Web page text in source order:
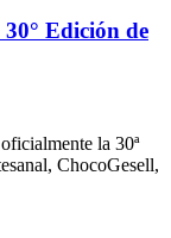
Edición de
la 30ª
ChocoGesell,